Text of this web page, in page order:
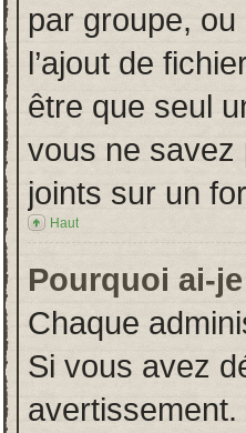
par groupe, ou
l’ajout de
être que seul
vous ne savez
joints sur un
Haut
Pourquoi ai-
Chaque
Si vous avez
avertissement.